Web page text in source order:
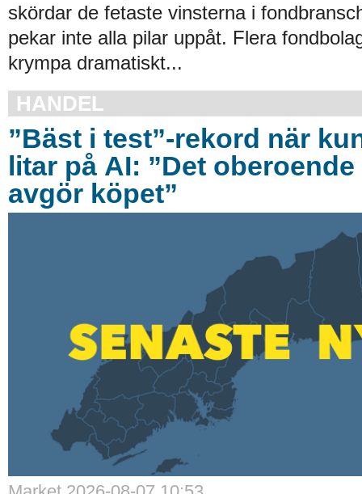
skördar de fetaste vinsterna i
pekar inte alla pilar uppåt. Flera
krympa dramatiskt...
HANDEL
”Bäst i test”-rekord när
litar på AI: ”Det
avgör köpet”